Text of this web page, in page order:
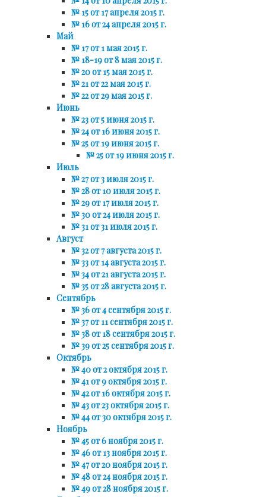
№ 15 от 17 апреля 2015 г.
№ 16 от 24 апреля 2015 г.
Май
№ 17 от 1 мая 2015 г.
№ 18-19 от 8 мая 2015 г.
№ 20 от 15 мая 2015 г.
№ 21 от 22 мая 2015 г.
№ 22 от 29 мая 2015 г.
Июнь
№ 23 от 5 июня 2015 г.
№ 24 от 16 июня 2015 г.
№ 25 от 19 июня 2015 г.
№ 25 от 19 июня 2015 г.
Июль
№ 27 от 3 июля 2015 г.
№ 28 от 10 июля 2015 г.
№ 29 от 17 июля 2015 г.
№ 30 от 24 июля 2015 г.
№ 31 от 31 июля 2015 г.
Август
№ 32 от 7 августа 2015 г.
№ 33 от 14 августа 2015 г.
№ 34 от 21 августа 2015 г.
№ 35 от 28 августа 2015 г.
Сентябрь
№ 36 от 4 сентября 2015 г.
№ 37 от 11 сентября 2015 г.
№ 38 от 18 сентября 2015 г.
№ 39 от 25 сентября 2015 г.
Октябрь
№ 40 от 2 октября 2015 г.
№ 41 от 9 октября 2015 г.
№ 42 от 16 октября 2015 г.
№ 43 от 23 октября 2015 г.
№ 44 от 30 октября 2015 г.
Ноябрь
№ 45 от 6 ноября 2015 г.
№ 46 от 13 ноября 2015 г.
№ 47 от 20 ноября 2015 г.
№ 48 от 24 ноября 2015 г.
№ 49 от 28 ноября 2015 г.